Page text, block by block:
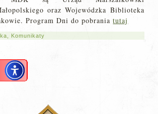
oraz Wojewódzka Biblioteka
Program Dni do pobraniatutaj
Komunikaty